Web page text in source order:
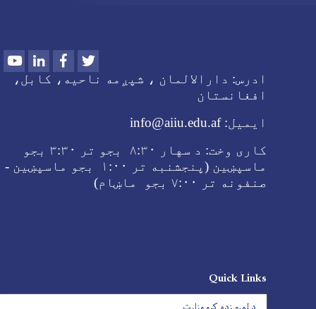
YoutubeLinkedInFacebook
ادرس: دارالالمان ، شپږمه ناحیه، کابل،
افغانستان
ایمیل: info@aiiu.edu.af
کاری وخت: د سهار ۸:۳۰ بجو تر
۳:۳۰ بجو
ماسپښین (پنجشنبه تر ۱:۰۰ بجو ماسپښین -
صنفونه تر
۷:۰۰ بجو ماښام )
Quick Links